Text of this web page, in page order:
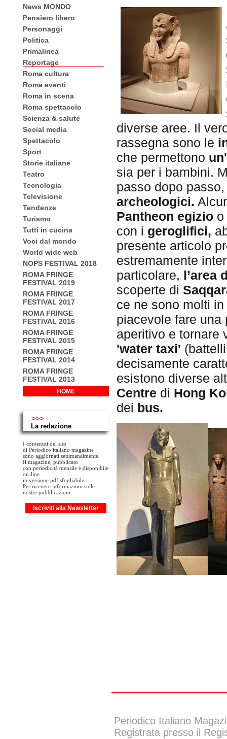
News MONDO
Pensiero libero
Personaggi
Politica
Primalinea
Reportage
Roma cultura
Roma eventi
Roma in scena
Roma spettacolo
Scienza & salute
Social media
Spettacolo
Sport
Storie italiane
Teatro
Tecnologia
Televisione
Tendenze
Turismo
Tutti in cucina
Voci dal mondo
World wide web
NOPS FESTIVAL 2018
ROMA FRINGE
FESTIVAL 2019
ROMA FRINGE
FESTIVAL 2017
ROMA FRINGE
FESTIVAL 2016
ROMA FRINGE
FESTIVAL 2015
ROMA FRINGE
FESTIVAL 2014
ROMA FRINGE
FESTIVAL 2013
HOME
>>>
La redazione
I contenuti del sito
di Periodico italiano magazine
sono aggiornati settimanalmente.
Il magazine, pubblicato
con periodicità mensile è disponibile
on-line
in versione pdf sfogliabile.
Per ricevere informazioni sulle
nostre pubblicazioni:
Iscriviti alla Newsletter
diverse aree. Il
rassegna sono le
che permettono
sia per i bambini.
passo dopo
archeologici.
Pantheon egizio
con i geroglifici,
presente articolo
estremamente
particolare, l’area
scoperte di
ce ne sono molti
piacevole fare
aperitivo e tornare
'water taxi'
decisamente
esistono diverse
Centre di Hong
dei bus.
Periodico Italiano
Registrata presso il